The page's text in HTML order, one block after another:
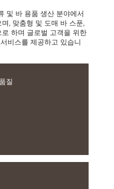
및 바 용품 생산 분야에서
, 맞춤형 및 도매 바 스푼,
하며 글로벌 고객을 위한
비스를 제공하고 있습니
질